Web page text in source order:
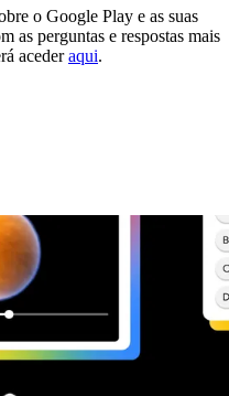
o Google Play e as suas
as perguntas e respostas mais
acederaqui.